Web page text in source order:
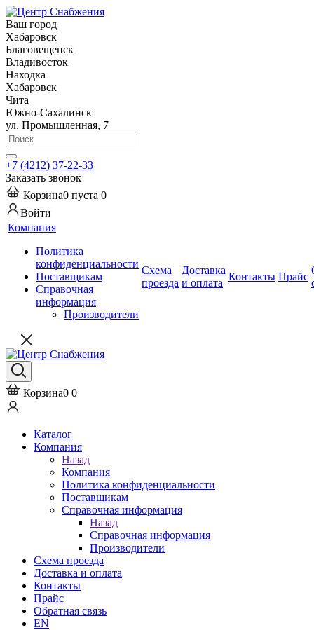
Ваш город
Хабаровск
Благовещенск
Владивосток
Находка
Хабаровск
Чита
Южно-Сахалинск
ул. Промышленная, 7
+7 (4212) 37-22-33
Заказать звонок
Корзина0 пуста 0
Войти
Компания
Политика
конфиденциальности
Поставщикам
Справочная
информация
Производители
Схема
проезда
Доставка
и оплата
Контакты Прайс
Корзина0 0
Каталог
Компания
Назад
Компания
Политика конфиденциальности
Поставщикам
Справочная информация
Назад
Справочная информация
Производители
Схема проезда
Доставка и оплата
Контакты
Прайс
Обратная связь
EN